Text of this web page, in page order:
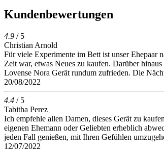
Kundenbewertungen
4.9 / 5
Christian Arnold
Für viele Experimente im Bett ist unser Ehepaar
Zeit war, etwas Neues zu kaufen. Darüber
Lovense Nora Gerät rundum zufrieden. Die
20/08/2022
4.4 / 5
Tabitha Perez
Ich empfehle allen Damen, dieses Gerät zu
eigenen Ehemann oder Geliebten erheblich
jeden Fall genießen, mit Ihren Gefühlen
12/07/2022